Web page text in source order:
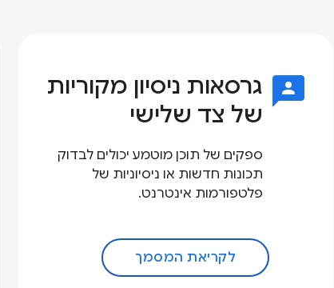
3p גרסאות ניסיון מקוריות
של צד שלישי
ספקים של תוכן מוטמע יכולים לבדוק
תכונות חדשות או ניסיוניות של
פלטפורמות אינטרנט.
לקריאת המסמך